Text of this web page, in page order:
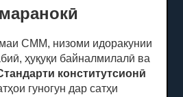
СММ, низоми идоракунии
ҳуқуқи байналмилалӣ ва
конститутсионӣ
гуногун дарсатҳи